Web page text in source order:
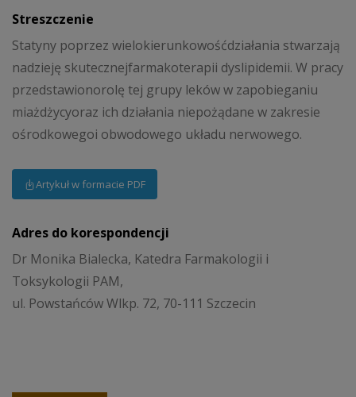
Streszczenie
Statyny poprzez wielokierunkowośćdziałania stwarzają
nadzieję skutecznejfarmakoterapii dyslipidemii. W pracy
przedstawionorolę tej grupy leków w zapobieganiu
miażdżycyoraz ich działania niepożądane w zakresie
ośrodkowegoi obwodowego układu nerwowego.
Artykuł w formacie PDF
Adres do korespondencji
Dr Monika Bialecka, Katedra Farmakologii i
Toksykologii PAM,
ul. Powstańców Wlkp. 72, 70-111 Szczecin